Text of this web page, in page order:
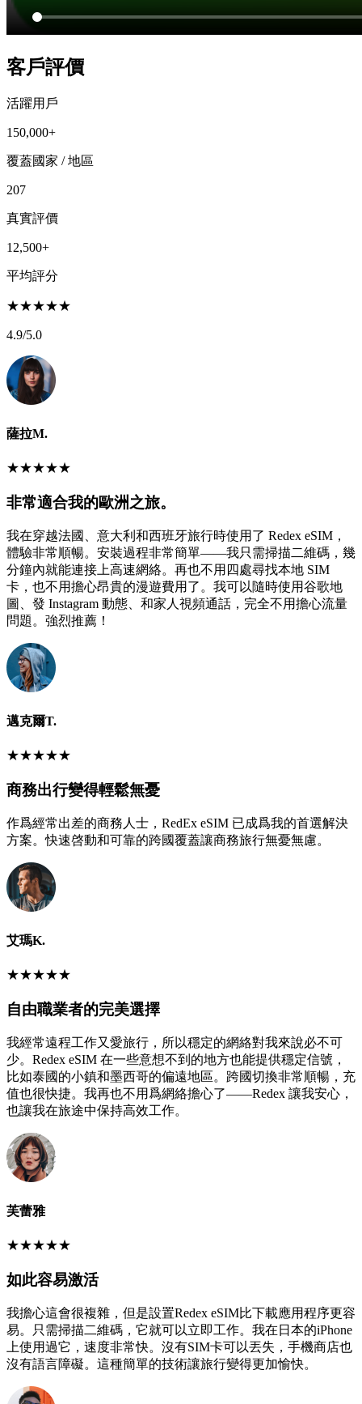
客戶評價
活躍用戶
150,000+
覆蓋國家 / 地區
207
真實評價
12,500+
平均評分
★★★★★
4.9/5.0
薩拉M.
★★★★★
非常適合我的歐洲之旅。
我在穿越法國、意大利和西班牙旅行時使用了 Redex eSIM，
體驗非常順暢。安裝過程非常簡單——我只需掃描二維碼，幾
分鐘內就能連接上高速網絡。再也不用四處尋找本地 SIM
卡，也不用擔心昂貴的漫遊費用了。我可以隨時使用谷歌地
圖、發 Instagram 動態、和家人視頻通話，完全不用擔心流量
問題。強烈推薦！
邁克爾T.
★★★★★
商務出行變得輕鬆無憂
作爲經常出差的商務人士，RedEx eSIM 已成爲我的首選解決
方案。快速啓動和可靠的跨國覆蓋讓商務旅行無憂無慮。
艾瑪K.
★★★★★
自由職業者的完美選擇
我經常遠程工作又愛旅行，所以穩定的網絡對我來說必不可
少。Redex eSIM 在一些意想不到的地方也能提供穩定信號，
比如泰國的小鎮和墨西哥的偏遠地區。跨國切換非常順暢，充
值也很快捷。我再也不用爲網絡擔心了——Redex 讓我安心，
也讓我在旅途中保持高效工作。
芙蕾雅
★★★★★
如此容易激活
我擔心這會很複雜，但是設置Redex eSIM比下載應用程序更容
易。只需掃描二維碼，它就可以立即工作。我在日本的iPhone
上使用過它，速度非常快。沒有SIM卡可以丟失，手機商店也
沒有語言障礙。這種簡單的技術讓旅行變得更加愉快。